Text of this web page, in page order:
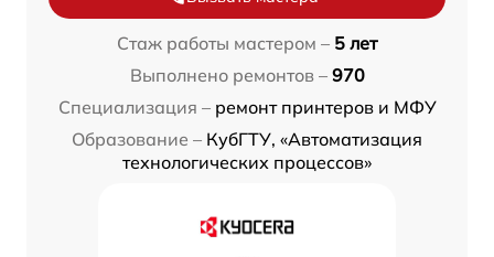
Стаж работы мастером – 5 лет
Выполнено ремонтов – 970
Специализация – ремонт принтеров и МФУ
Образование – КубГТУ, «Автоматизация
технологических процессов»